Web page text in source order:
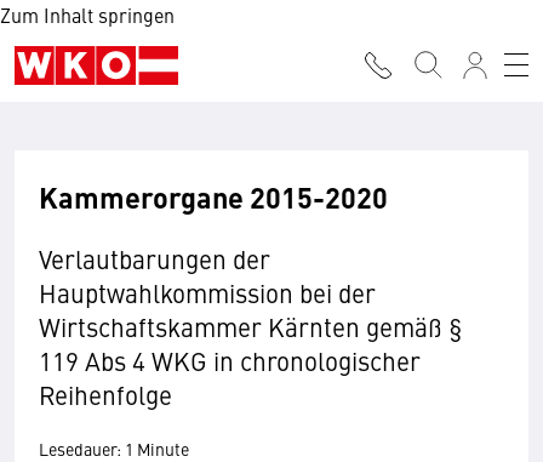
Zum Inhalt springen
Kammerorgane 2015-2020
Verlautbarungen der
Hauptwahlkommission bei der
Wirtschaftskammer Kärnten gemäß §
119 Abs 4 WKG in chronologischer
Reihenfolge
Lesedauer: 1 Minute